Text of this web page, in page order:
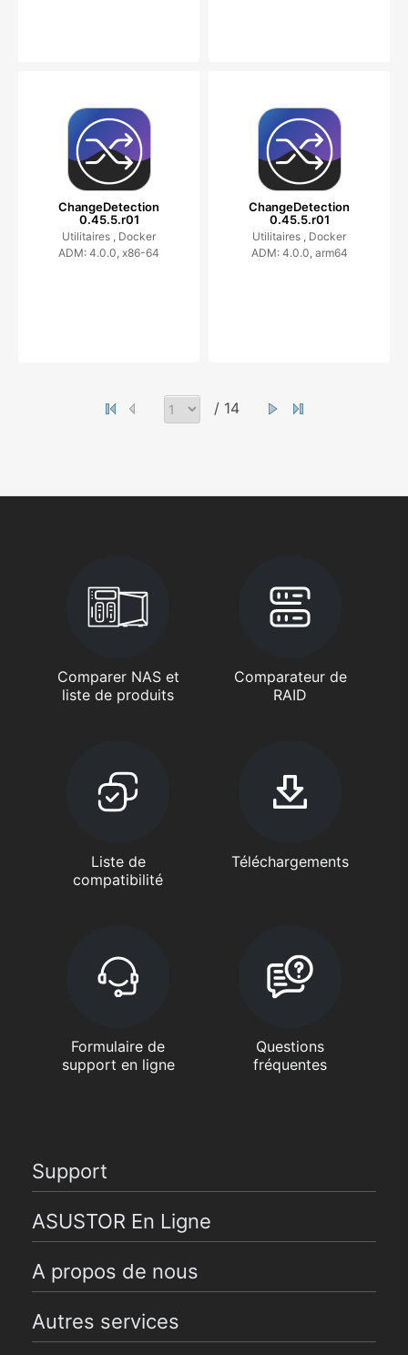
ChangeDetection
0.45.5.r01
Utilitaires , Docker
ADM: 4.0.0, x86-64
ChangeDetection
0.45.5.r01
Utilitaires , Docker
ADM: 4.0.0, arm64
/ 14
Comparer NAS et
liste de produits
Comparateur de
RAID
Liste de
compatibilité
Téléchargements
Formulaire de
support en ligne
Questions
fréquentes
Support
ASUSTOR En Ligne
A propos de nous
Autres services